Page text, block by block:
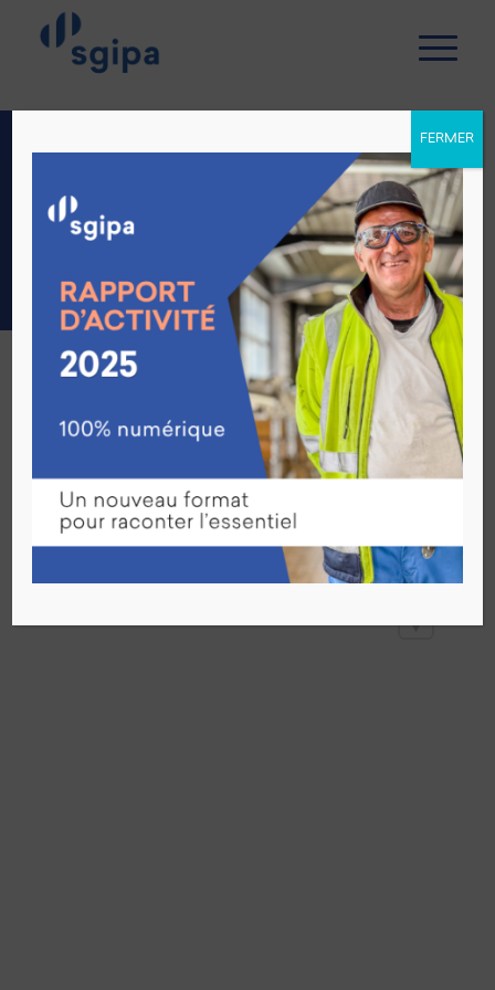
INTERACTIVE
Sgipa Siège administratif École
Ateliers Hébergements Centre de jour
FERMER